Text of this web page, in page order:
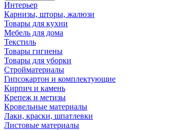
Интерьер
Карнизы, шторы, жалюзи
Товары для кухни
Мебель для дома
Текстиль
Товары гигиены
Товары для уборки
Стройматериалы
Гипсокартон и комплектующие
Кирпич и камень
Крепеж и метизы
Кровельные материалы
Лаки, краски, шпатлевки
Листовые материалы